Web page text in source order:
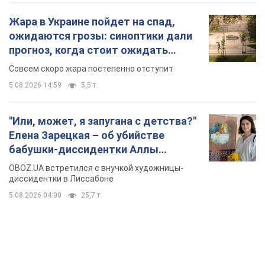
Жара в Украине пойдет на спад,
ожидаются грозы: синоптики дали
прогноз, когда стоит ожидать
изменения погоды
Совсем скоро жара постепенно отступит
5.08.2026 14:59 5,5 т.
"Или, может, я запугана с детства?"
Елена Зарецкая – об убийстве
бабушки-диссидентки Аллы
Горской, критике сына Стуса и
бегстве в Португалию с пятью
детьми
OBOZ.UA встретился с внучкой художницы-
диссидентки в Лиссабоне
5.08.2026 04:00 25,7 т.